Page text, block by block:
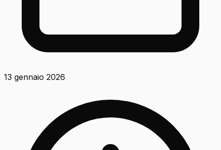
13 gennaio 2026